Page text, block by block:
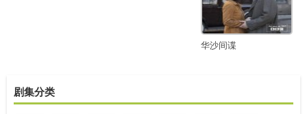
华沙间谍
剧集分类